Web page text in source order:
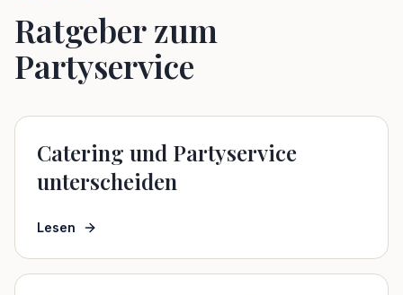
Ratgeber zum
Partyservice
Catering und Partyservice
unterscheiden
Lesen